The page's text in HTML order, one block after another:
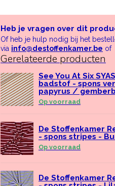
Heb je vragen over dit
Of heb je hulp nodig bij het
via info@destoffenkamer.be of
Gerelateerde producten
See You At Six
badstof - spons
papyrus /
Op voorraad
De Stoffenkamer
- spons stripes -
Op voorraad
De Stoffenkamer